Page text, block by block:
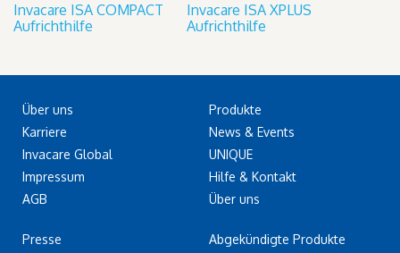
Invacare ISA COMPACT
Aufrichthilfe
Invacare ISA XPLUS
Aufrichthilfe
Über uns
Karriere
Invacare Global
Impressum
AGB
Presse
Produkte
News & Events
UNIQUE
Hilfe & Kontakt
Über uns
Abgekündigte Produkte